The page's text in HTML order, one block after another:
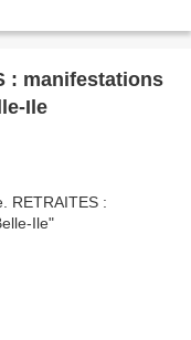
: manifestations
Ile